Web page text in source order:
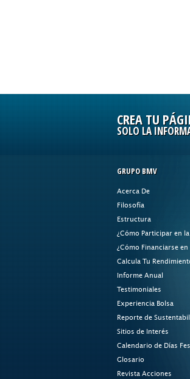
CREA TU
SOLO LA
GRUPO BMV
Acerca De
Filosofía
Estructura
¿Cómo Participar en la
¿Cómo Financiarse en
Calcula Tu
Informe Anual
Testimoniales
Experiencia Bolsa
Reporte de
Sitios de Interés
Calendario de Días
Glosario
Revista Acciones